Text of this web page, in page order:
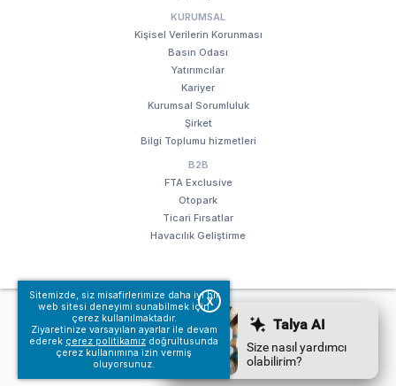
Sitemizde, siz misafirlerimize daha iyi bir
web sitesi deneyimi sunabilmek için
çerez kullanılmaktadır.
Ziyaretinize varsayılan ayarlar ile devam
ederek çerez politikamız doğrultusunda
çerez kullanımına izin vermiş
oluyorsunuz.
X
KURUMSAL
Kişisel Verilerin Korunması
Basın Odası
Yatırımcılar
Kariyer
Kurumsal Sorumluluk
Şirket
Bilgi Toplumu hizmetleri
B2B
FTA Exclusive
Otopark
Ticari Fırsatlar
Havacılık Geliştirme
© Fraport TAV Antalya Havalimanı, 2018. Tüm hakları saklıdır.
Kullanım koşullarımız
Bilgi Toplumu hizmetleri